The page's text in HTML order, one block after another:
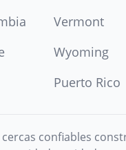
Vermont
Wyoming
Puerto Rico
confiables